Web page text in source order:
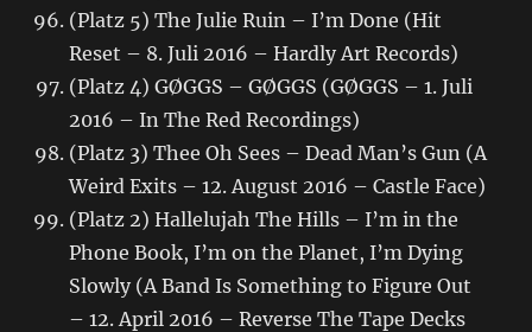
(Platz 5) The Julie Ruin – I’m Done (Hit
Reset – 8. Juli 2016 – Hardly Art Records)
(Platz 4) GØGGS – GØGGS (GØGGS – 1. Juli
2016 – In The Red Recordings)
(Platz 3) Thee Oh Sees – Dead Man’s Gun (A
Weird Exits – 12. August 2016 – Castle Face)
(Platz 2) Hallelujah The Hills – I’m in the
Phone Book, I’m on the Planet, I’m Dying
Slowly (A Band Is Something to Figure Out
– 12. April 2016 – Reverse The Tape Decks